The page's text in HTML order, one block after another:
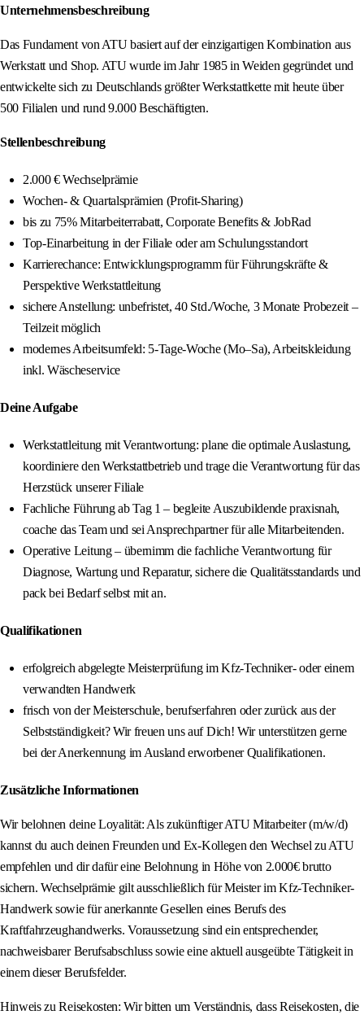
Unternehmensbeschreibung
Das Fundament von ATU basiert auf der einzigartigen Kombination aus
Werkstatt und Shop. ATU wurde im Jahr 1985 in Weiden gegründet und
entwickelte sich zu Deutschlands größter Werkstattkette mit heute über
500 Filialen und rund 9.000 Beschäftigten.
Stellenbeschreibung
2.000 € Wechselprämie
Wochen- & Quartalsprämien (Profit-Sharing)
bis zu 75% Mitarbeiterrabatt, Corporate Benefits & JobRad
Top-Einarbeitung in der Filiale oder am Schulungsstandort
Karrierechance: Entwicklungsprogramm für Führungskräfte &
Perspektive Werkstattleitung
sichere Anstellung: unbefristet, 40 Std./Woche, 3 Monate Probezeit –
Teilzeit möglich
modernes Arbeitsumfeld: 5-Tage-Woche (Mo–Sa), Arbeitskleidung
inkl. Wäscheservice
Deine Aufgabe
Werkstattleitung mit Verantwortung: plane die optimale Auslastung,
koordiniere den Werkstattbetrieb und trage die Verantwortung für das
Herzstück unserer Filiale
Fachliche Führung ab Tag 1 – begleite Auszubildende praxisnah,
coache das Team und sei Ansprechpartner für alle Mitarbeitenden.
Operative Leitung – übernimm die fachliche Verantwortung für
Diagnose, Wartung und Reparatur, sichere die Qualitätsstandards und
pack bei Bedarf selbst mit an.
Qualifikationen
erfolgreich abgelegte Meisterprüfung im Kfz-Techniker- oder einem
verwandten Handwerk
frisch von der Meisterschule, berufserfahren oder zurück aus der
Selbstständigkeit? Wir freuen uns auf Dich! Wir unterstützen gerne
bei der Anerkennung im Ausland erworbener Qualifikationen.
Zusätzliche Informationen
Wir belohnen deine Loyalität: Als zukünftiger ATU Mitarbeiter (m/w/d)
kannst du auch deinen Freunden und Ex-Kollegen den Wechsel zu ATU
empfehlen und dir dafür eine Belohnung in Höhe von 2.000€ brutto
sichern. Wechselprämie gilt ausschließlich für Meister im Kfz-Techniker-
Handwerk sowie für anerkannte Gesellen eines Berufs des
Kraftfahrzeughandwerks. Voraussetzung sind ein entsprechender,
nachweisbarer Berufsabschluss sowie eine aktuell ausgeübte Tätigkeit in
einem dieser Berufsfelder.
Hinweis zu Reisekosten: Wir bitten um Verständnis, dass Reisekosten, die